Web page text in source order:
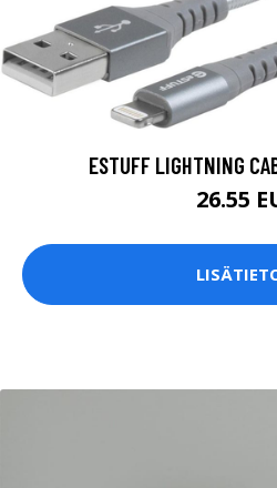
ESTUFF LIGHTNING
26.55